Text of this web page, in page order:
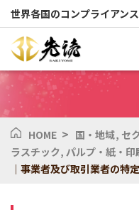
世界各国のコンプライアン
複合条件検索
HOME > 国・地域, セ
ラスチック, パルプ・紙・印
｜事業者及び取引業者の特